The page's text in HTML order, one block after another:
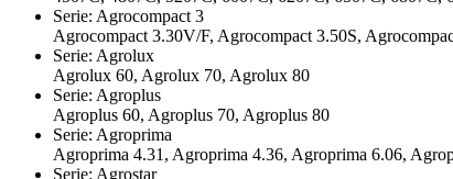
Serie: Agrocompact 3
Agrocompact 3.30V/F, Agrocompact 3.50S,
Serie: Agrolux
Agrolux 60, Agrolux 70, Agrolux 80
Serie: Agroplus
Agroplus 60, Agroplus 70, Agroplus 80
Serie: Agroprima
Agroprima 4.31, Agroprima 4.36, Agroprima 6.06,
Serie: Agrostar